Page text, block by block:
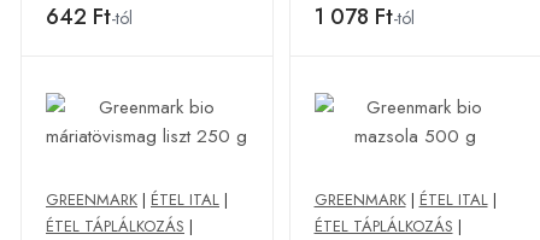
642 Ft-tól 1 078 Ft-tól
GREENMARK | ÉTEL ITAL |
ÉTEL TÁPLÁLKOZÁS |
GREENMARK| ÉTEL ITAL|
ÉTEL TÁPLÁLKOZÁS |